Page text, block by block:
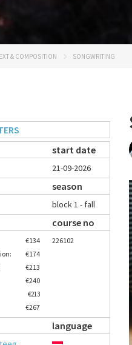
& COMPOSITION SONGWRITING
start date
21-09-2026
season
block 1 - fall
course no
€134
€174
€213
€240
€213
€267
226102
language